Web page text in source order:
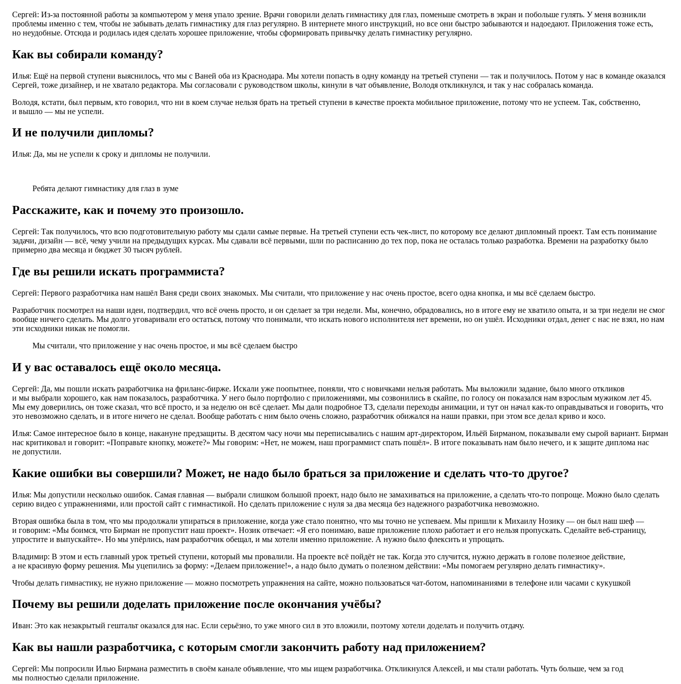
Сергей: Из-за постоянной работы за компьютером у меня упало зрение. Врачи говорили делать гимнастику для глаз, поменьше смотреть в экран и побольше гулять. У меня возникли
проблемы именно с тем, чтобы не забывать делать гимнастику для глаз регулярно. В интернете много инструкций, но все они быстро забываются и надоедают. Приложения тоже есть,
но неудобные. Отсюда и родилась идея сделать хорошее приложение, чтобы сформировать привычку делать гимнастику регулярно.
Как вы собирали команду?
Илья: Ещё на первой ступени выяснилось, что мы с Ваней оба из Краснодара. Мы хотели попасть в одну команду на третьей ступени — так и получилось. Потом у нас в команде оказался
Сергей, тоже дизайнер, и не хватало редактора. Мы согласовали с руководством школы, кинули в чат объявление, Володя откликнулся, и так у нас собралась команда.
Володя, кстати, был первым, кто говорил, что ни в коем случае нельзя брать на третьей ступени в качестве проекта мобильное приложение, потому что не успеем. Так, собственно,
и вышло — мы не успели.
И не получили дипломы?
Илья: Да, мы не успели к сроку и дипломы не получили.
Ребята делают гимнастику для глаз в зуме
Расскажите, как и почему это произошло.
Сергей: Так получилось, что всю подготовительную работу мы сдали самые первые. На третьей ступени есть чек-лист, по которому все делают дипломный проект. Там есть понимание
задачи, дизайн — всё, чему учили на предыдущих курсах. Мы сдавали всё первыми, шли по расписанию до тех пор, пока не осталась только разработка. Времени на разработку было
примерно два месяца и бюджет 30 тысяч рублей.
Где вы решили искать программиста?
Сергей: Первого разработчика нам нашёл Ваня среди своих знакомых. Мы считали, что приложение у нас очень простое, всего одна кнопка, и мы всё сделаем быстро.
Разработчик посмотрел на наши идеи, подтвердил, что всё очень просто, и он сделает за три недели. Мы, конечно, обрадовались, но в итоге ему не хватило опыта, и за три недели не смог
вообще ничего сделать. Мы долго уговаривали его остаться, потому что понимали, что искать нового исполнителя нет времени, но он ушёл. Исходники отдал, денег с нас не взял, но нам
эти исходники никак не помогли.
Мы считали, что приложение у нас очень простое, и мы всё сделаем быстро
И у вас оставалось ещё около месяца.
Сергей: Да, мы пошли искать разработчика на фриланс-бирже. Искали уже поопытнее, поняли, что с новичками нельзя работать. Мы выложили задание, было много откликов
и мы выбрали хорошего, как нам показалось, разработчика. У него было портфолио с приложениями, мы созвонились в скайпе, по голосу он показался нам взрослым мужиком лет 45.
Мы ему доверились, он тоже сказал, что всё просто, и за неделю он всё сделает. Мы дали подробное ТЗ, сделали переходы анимации, и тут он начал как-то оправдываться и говорить, что
это невозможно сделать, и в итоге ничего не сделал. Вообще работать с ним было очень сложно, разработчик обижался на наши правки, при этом все делал криво и косо.
Илья: Самое интересное было в конце, накануне предзащиты. В десятом часу ночи мы переписывались с нашим арт-директором, Ильёй Бирманом, показывали ему сырой вариант. Бирман
нас критиковал и говорит: «Поправьте кнопку, можете?» Мы говорим: «Нет, не можем, наш программист спать пошёл». В итоге показывать нам было нечего, и к защите диплома нас
не допустили.
Какие ошибки вы совершили? Может, не надо было браться за приложение и сделать что-то другое?
Илья: Мы допустили несколько ошибок. Самая главная — выбрали слишком большой проект, надо было не замахиваться на приложение, а сделать что-то попроще. Можно было cделать
серию видео с упражнениями, или простой сайт с гимнастикой. Но сделать приложение с нуля за два месяца без надежного разработчика невозможно.
Вторая ошибка была в том, что мы продолжали упираться в приложение, когда уже стало понятно, что мы точно не успеваем. Мы пришли к Михаилу Нозику — он был наш шеф —
и говорим: «Мы боимся, что Бирман не пропустит наш проект». Нозик отвечает: «Я его понимаю, ваше приложение плохо работает и его нельзя пропускать. Сделайте веб-страницу,
упростите и выпускайте». Но мы упёрлись, нам разработчик обещал, и мы хотели именно приложение. А нужно было флексить и упрощать.
Владимир: В этом и есть главный урок третьей ступени, который мы провалили. На проекте всё пойдёт не так. Когда это случится, нужно держать в голове полезное действие,
а не красивую форму решения. Мы уцепились за форму: «Делаем приложение!», а надо было думать о полезном действии: «Мы помогаем регулярно делать гимнастику».
Чтобы делать гимнастику, не нужно приложение — можно посмотреть упражнения на сайте, можно пользоваться чат-ботом, напоминаниями в телефоне или часами с кукушкой
Почему вы решили доделать приложение после окончания учёбы?
Иван: Это как незакрытый гештальт оказался для нас. Если серьёзно, то уже много сил в это вложили, поэтому хотели доделать и получить отдачу.
Как вы нашли разработчика, с которым смогли закончить работу над приложением?
Сергей: Мы попросили Илью Бирмана разместить в своём канале объявление, что мы ищем разработчика. Откликнулся Алексей, и мы стали работать. Чуть больше, чем за год
мы полностью сделали приложение.